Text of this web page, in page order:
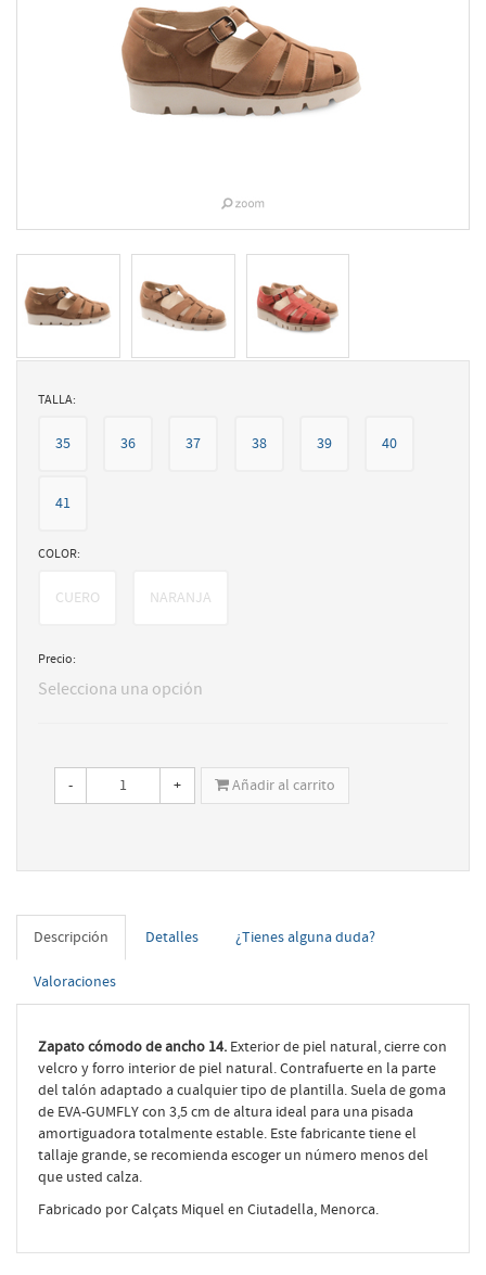
TALLA:
35 36 37 38 39 40
41
COLOR:
CUERO NARANJA
Precio:
Selecciona una opción
- + Añadir al carrito
Descripción Detalles ¿Tienes alguna duda?
Valoraciones
Zapato cómodo de ancho 14. Exterior de piel natural, cierre con
velcro y forro interior de piel natural. Contrafuerte en la parte
del talón adaptado a cualquier tipo de plantilla. Suela de goma
de EVA-GUMFLY con 3,5 cm de altura ideal para una pisada
amortiguadora totalmente estable. Este fabricante tiene el
tallaje grande, se recomienda escoger un número menos del
que usted calza.
Fabricado por Calçats Miquel en Ciutadella, Menorca.